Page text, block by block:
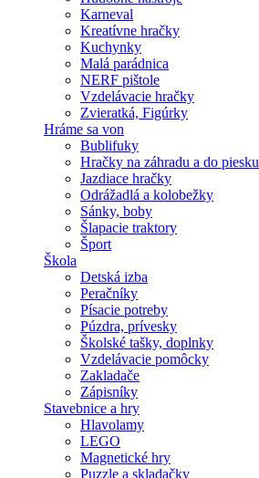
Karneval
Kreatívne hračky
Kuchynky
Malá parádnica
NERF pištole
Vzdelávacie hračky
Zvieratká, Figúrky
Hráme sa von
Bublifuky
Hračky na záhradu a do piesku
Jazdiace hračky
Odrážadlá a kolobežky
Sánky, boby
Šlapacie traktory
Šport
Škola
Detská izba
Peračníky
Písacie potreby
Púzdra, prívesky
Školské tašky, doplnky
Vzdelávacie pomôcky
Zakladače
Zápisníky
Stavebnice a hry
Hlavolamy
LEGO
Magnetické hry
Puzzle a skladačky